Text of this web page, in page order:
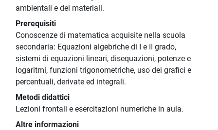
ambientali e dei materiali.
Prerequisiti
Conoscenze di matematica acquisite nella scuola
secondaria: Equazioni algebriche di I e II grado,
sistemi di equazioni lineari, disequazioni, potenze e
logaritmi, funzioni trigonometriche, uso dei grafici e
percentuali, derivate ed integrali.
Metodi didattici
Lezioni frontali e esercitazioni numeriche in aula.
Altre informazioni